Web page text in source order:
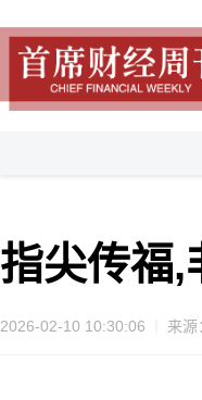
指尖传福,
2026-02-10 10:30:06 来源